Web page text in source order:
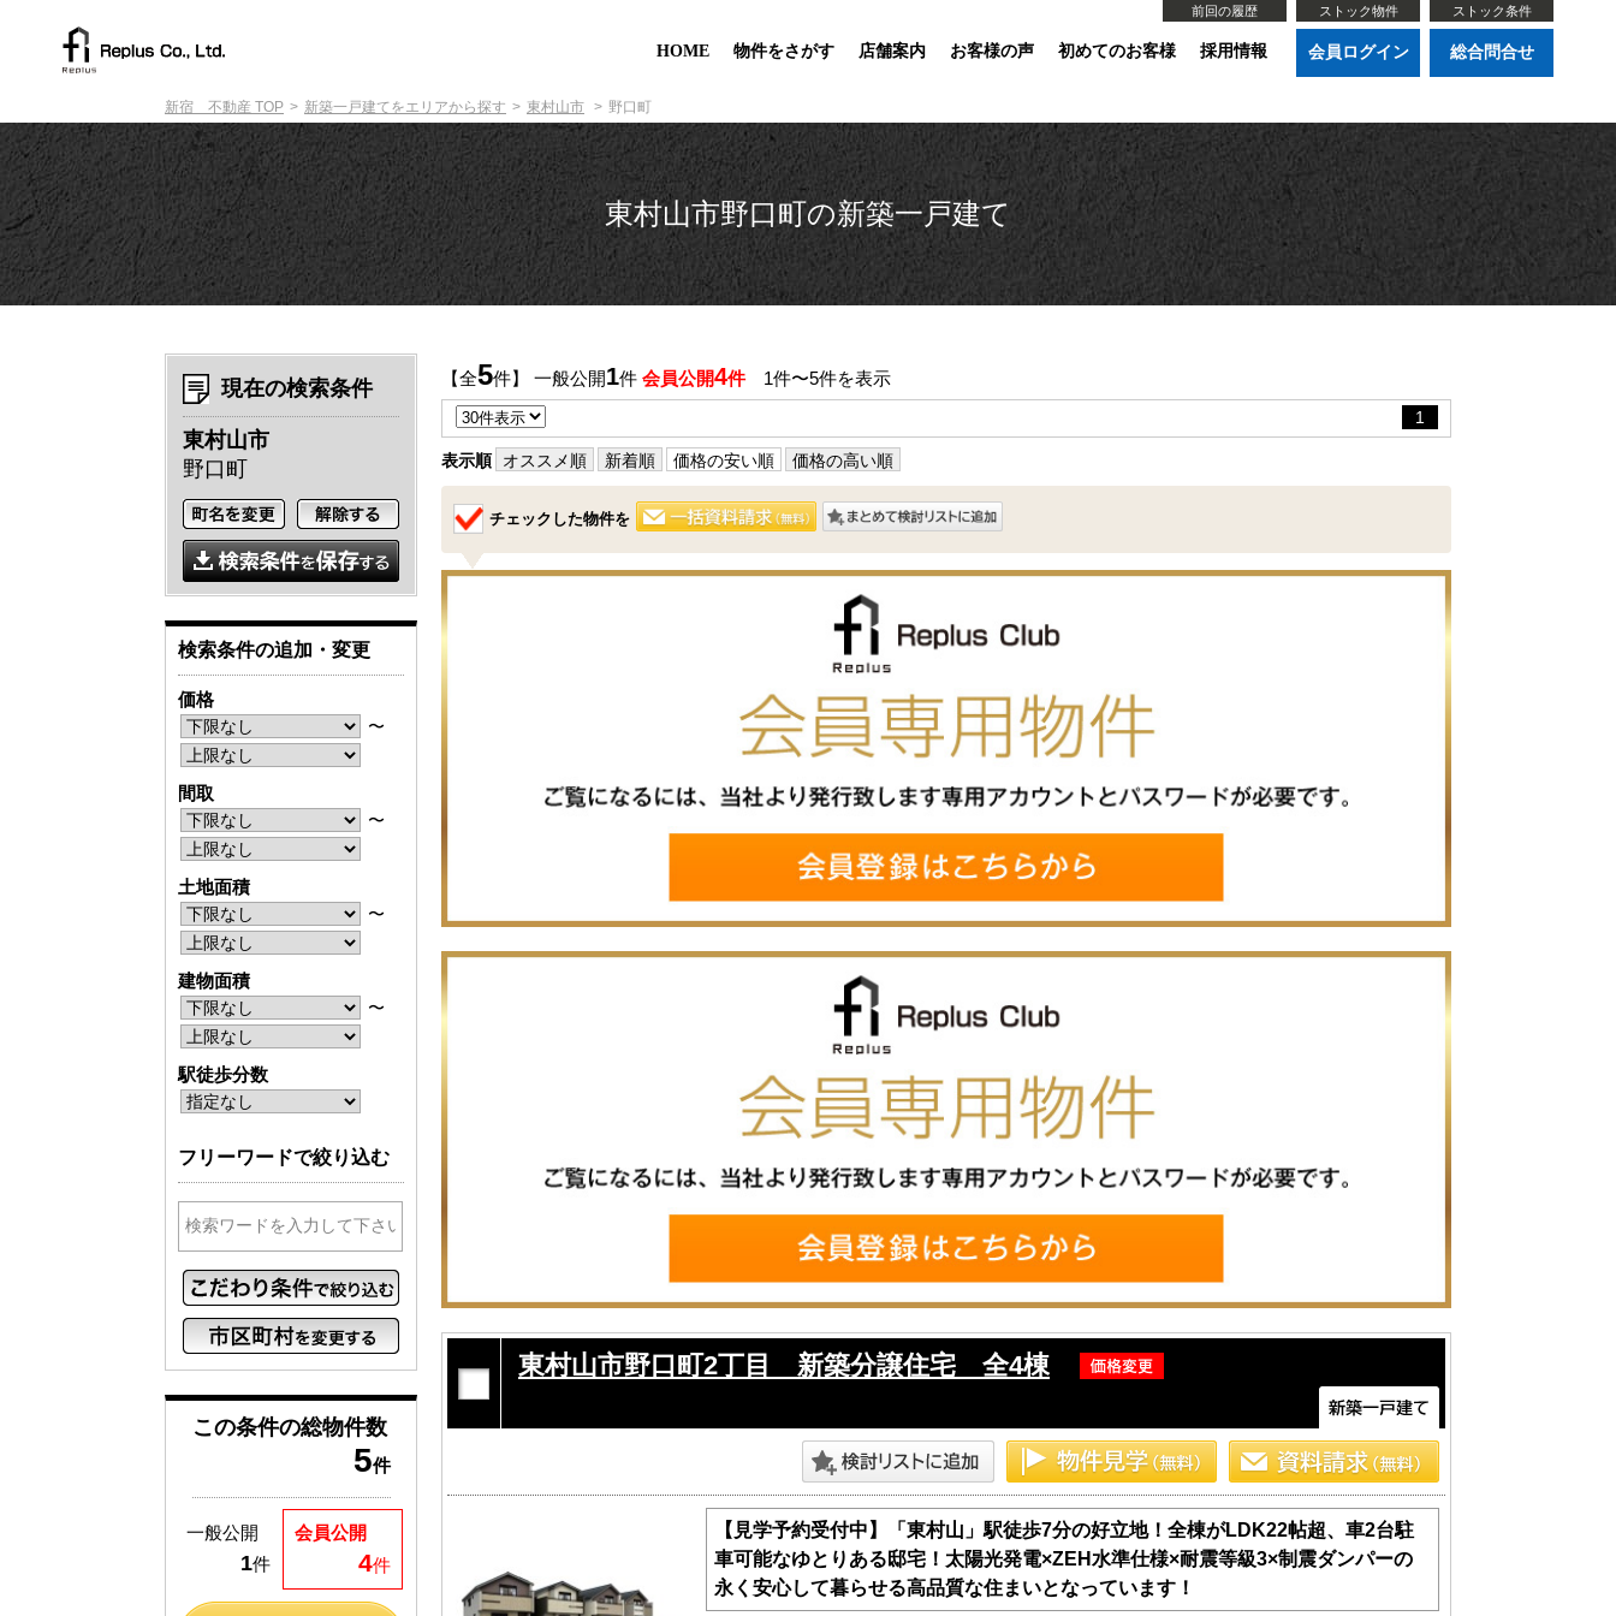
前回の履歴 ストック物件 ストック条件
会員ログイン 総合問合せ
HOME 物件をさがす 店舗案内 お客様の声 初めてのお客様 採用情報
新宿 不動産 TOP 新築一戸建てをエリアから探す 東村山市 野口町
東村山市野口町の新築一戸建て
【全5件】 一般公開1件 会員公開4件1件〜5件を表示
1
表示順 オススメ順 新着順 価格の安い順 価格の高い順
チェックした物件を
東村山市野口町2丁目 新築分譲住宅 全4棟
【見学予約受付中】「東村山」駅徒歩7分の好立地！全棟がLDK22帖超、車2台駐
車可能なゆとりある邸宅！太陽光発電×ZEH水準仕様×耐震等級3×制震ダンパーの
永く安心して暮らせる高品質な住まいとなっています！
現在の検索条件
東村山市
野口町
検索条件の追加・変更
価格
〜
間取
〜
土地面積
〜
建物面積
〜
駅徒歩分数
フリーワードで絞り込む
この条件の総物件数
5件
会員公開
4件
一般公開
1件